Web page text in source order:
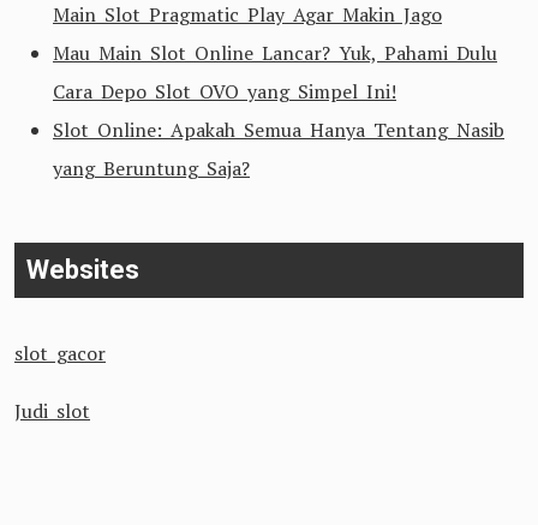
Main Slot Pragmatic Play Agar Makin Jago
Mau Main Slot Online Lancar? Yuk, Pahami Dulu
Cara Depo Slot OVO yang Simpel Ini!
Slot Online: Apakah Semua Hanya Tentang Nasib
yang Beruntung Saja?
Websites
slot gacor
Judi slot